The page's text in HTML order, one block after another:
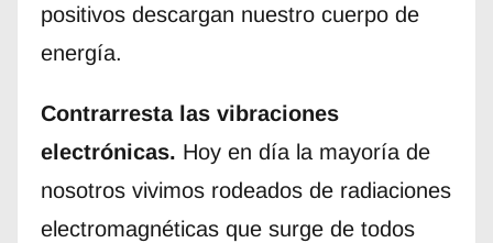
positivos descargan nuestro cuerpo de
energía.
Contrarresta las vibraciones
electrónicas. Hoy en día la mayoría de
nosotros vivimos rodeados de radiaciones
electromagnéticas que surge de todos